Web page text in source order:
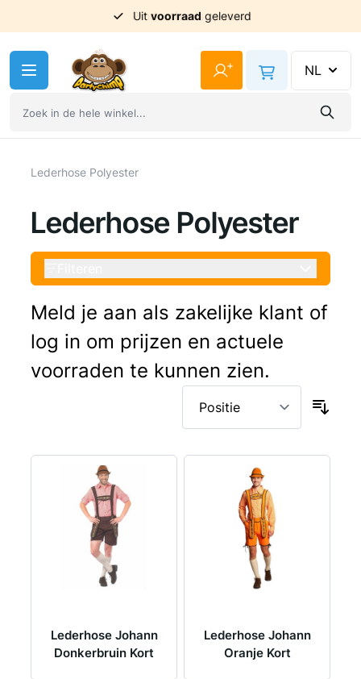
Uit voorraad geleverd
+ NL
Lederhose Polyester
Lederhose Polyester
Meld je aan als zakelijke klant of
log in om prijzen en actuele
voorraden te kunnen zien.
Lederhose Johann
Donkerbruin Kort
Lederhose Johann
Oranje Kort